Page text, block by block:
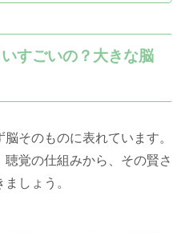
すごいの？大きな脳
そのものに表れています。
覚の仕組みから、その賢さ
しょう。